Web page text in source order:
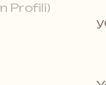
Profili)